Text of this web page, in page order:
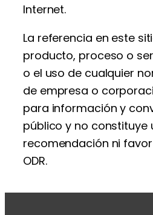
Internet.
La referencia en este
producto, proceso o
o el uso de cualquier
de empresa o
para información y
público y no constituye
recomendación ni
ODR.